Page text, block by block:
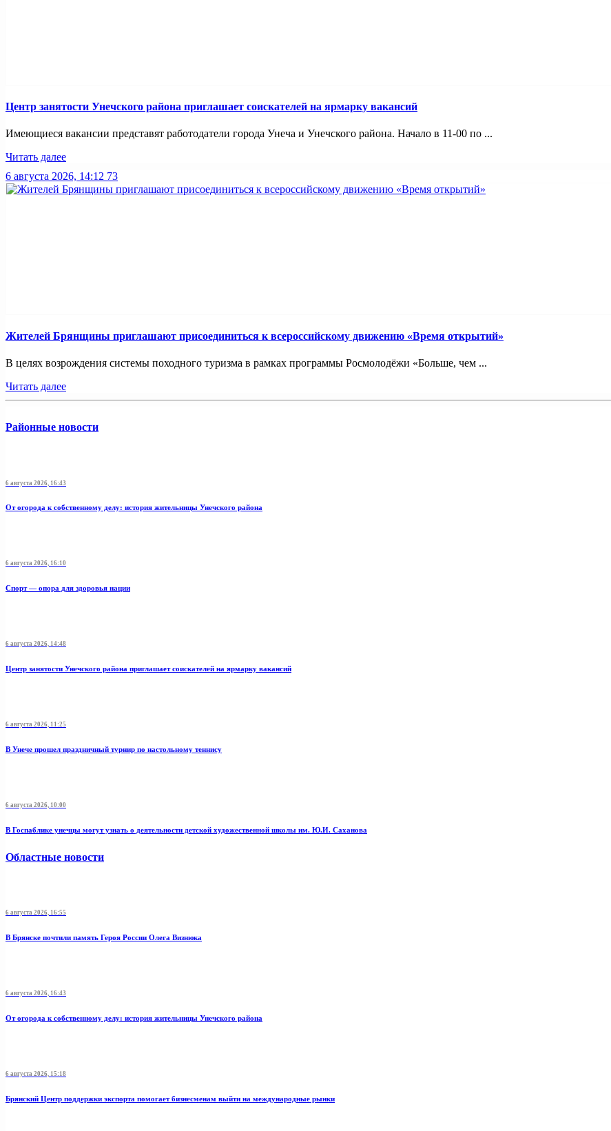
Центр занятости Унечского района приглашает соискателей на ярмарку вакансий
Имеющиеся вакансии представят работодатели города Унеча и Унечского района. Начало в 11-00 по ...
Читать далее
6 августа 2026, 14:12 73
Жителей Брянщины приглашают присоединиться к всероссийскому движению «Время открытий»
В целях возрождения системы походного туризма в рамках программы Росмолодёжи «Больше, чем ...
Читать далее
Районные новости
6 августа 2026, 16:43
От огорода к собственному делу: история жительницы Унечского района
6 августа 2026, 16:10
Спорт — опора для здоровья нации
6 августа 2026, 14:48
Центр занятости Унечского района приглашает соискателей на ярмарку вакансий
6 августа 2026, 11:25
В Унече прошел праздничный турнир по настольному теннису
6 августа 2026, 10:00
В Госпаблике унечцы могут узнать о деятельности детской художественной школы им. Ю.И. Саханова
Областные новости
6 августа 2026, 16:55
В Брянске почтили память Героя России Олега Визнюка
6 августа 2026, 16:43
От огорода к собственному делу: история жительницы Унечского района
6 августа 2026, 15:18
Брянский Центр поддержки экспорта помогает бизнесменам выйти на международные рынки